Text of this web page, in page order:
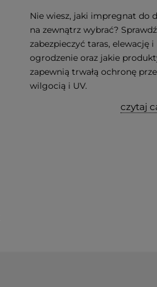
Nie wiesz, jaki impregnat do
na zewnątrz wybrać?
zabezpieczyć taras, elewację i
ogrodzenie oraz jakie
zapewnią trwałą ochronę
wilgocią i UV.
czytaj